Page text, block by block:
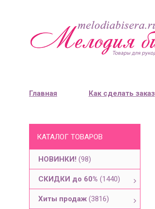
Главная Как сделать заказ
КАТАЛОГ ТОВАРОВ
НОВИНКИ! (98)
СКИДКИ до 60% (1440)
Хиты продаж (3816)